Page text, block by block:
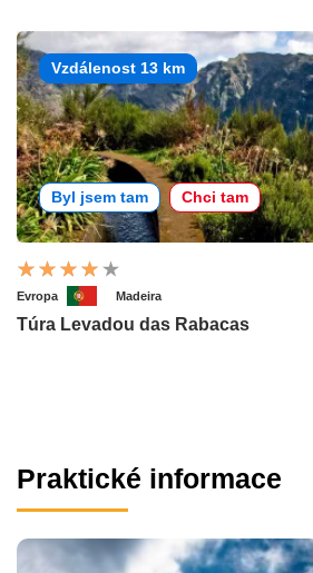
Vzdálenost 13 km
Byl jsem tam Chci tam
Evropa Madeira
Túra Levadou das Rabacas
Praktické informace